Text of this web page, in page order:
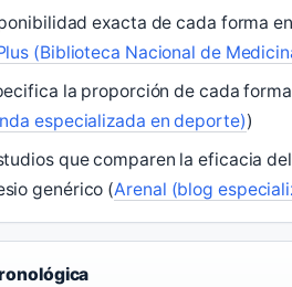
exacta de cada forma
(Biblioteca Nacional de
la proporción de cada
especializada en deporte))
que comparen la eficacia
genérico (Arenal (blog